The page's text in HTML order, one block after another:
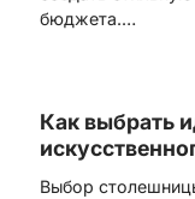
бюджета.…
Как выбрать
Выбор